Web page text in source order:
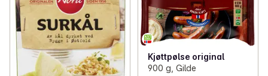
Kjøttpølse original
900 g, Gilde